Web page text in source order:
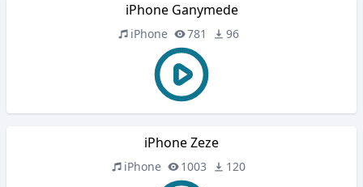
iPhone Ganymede
iPhone 781 96
iPhone Zeze
iPhone 1003 120